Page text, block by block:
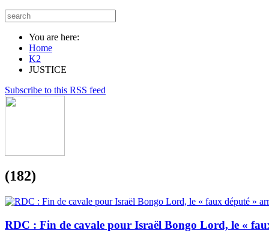
You are here:
Home
K2
JUSTICE
Subscribe to this RSS feed
(182)
RDC : Fin de cavale pour Israël Bongo Lord, le «